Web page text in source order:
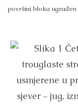
površini bloka